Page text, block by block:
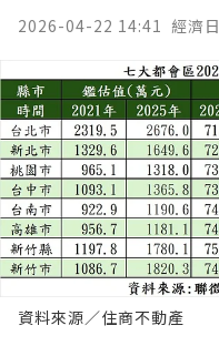
2026-04-22 14:41 經濟
資料來源／住商不動產